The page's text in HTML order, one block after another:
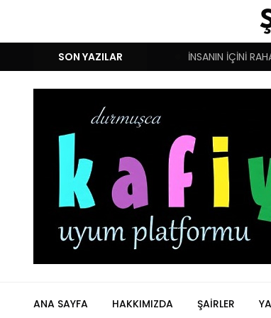
SON YAZILAR
DUYGULARIN BASARINDIR! İNSANIN İÇİNİ
ANA SAYFA HAKKIMIZDA ŞAIRLER